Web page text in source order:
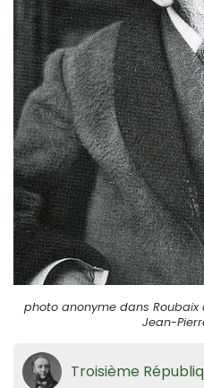
photo anonyme dans
Jean-
Troisième